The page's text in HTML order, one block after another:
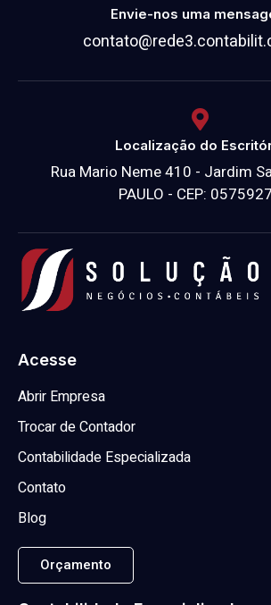
Envie-nos uma
Localização do
Rua Mario Neme 410 - Jardim
PAULO - CEP:
Acesse
Abrir Empresa
Trocar de Contador
Contabilidade Especializada
Contato
Blog
Orçamento